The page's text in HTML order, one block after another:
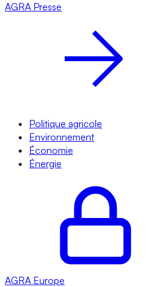
AGRA Presse
Politique agricole
Environnement
Économie
Énergie
AGRA Europe